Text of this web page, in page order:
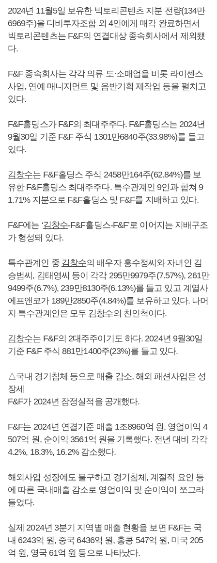
2024년 11월5일 보유한 빅토리콘텐츠 지분 전량(134만
6969주)을 디비투자조합 외 4인에게 매각 완료하면서
빅토리콘텐츠는 F&F의 연결대상 종속회사에서 제외됐
다.
F&F 종속회사는 각각 의류 도·소매업을 비롯 라이센스
사업, 연예 매니지먼트 및 음반기획 제작업 등을 펼치고
있다.
F&F홀딩스가 F&F의 최대주주다. F&F홀딩스는 2024년
9월30일 기준 F&F 주식 1301만6840주(33.98%)를 들고
있다.
김창수는 F&F홀딩스 주식 2458만164주(62.84%)를 보
유한 F&F홀딩스 최대주주다. 특수관계인 9인과 합쳐 9
1.71% 지분으로 F&F홀딩스 및 F&F를 지배하고 있다.
F&F에는 ‘김창수-F&F홀딩스-F&F’로 이어지는 지배구조
가 형성돼 있다.
특수관계인 중 김창수의 배우자 홍수정씨와 자녀인 김
승범씨, 김태영씨 등이 각각 295만9979주(7.57%), 261만
9499주(6.7%), 239만8130주(6.13%)를 들고 있고 계열사
에프앤코가 189만2850주(4.84%)를 보유하고 있다. 나머
지 특수관계인은 모두 김창수의 친인척이다.
김창수는 F&F의 2대주주이기도 하다. 2024년 9월30일
기준 F&F 주식 881만1400주(23%)를 들고 있다.
△국내 경기침체 등으로 매출 감소, 해외 패션사업은 성
장세
F&F가 2024년 잠정실적을 공개했다.
F&F는 2024년 연결기준 매출 1조8960억 원, 영업이익 4
507억 원, 순이익 3561억 원을 기록했다. 전년 대비 각각
4.2%, 18.3%, 16.2% 감소했다.
해외사업 성장에도 불구하고 경기침체, 계절적 요인 등
에 따른 국내매출 감소로 영업이익 및 순이익이 쪼그라
들었다.
실제 2024년 3분기 지역별 매출 현황을 보면 F&F는 국
내 6243억 원, 중국 6436억 원, 홍콩 547억 원, 미국 205
억 원, 영국 61억 원 등으로 나타났다.